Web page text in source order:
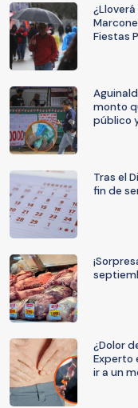
Fiestas
monto
público
Tras el
fin de
¿Dolor
Experto
ir a un